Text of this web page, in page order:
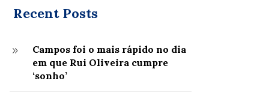
Recent Posts
9
Campos foi o mais rápido no dia
em que Rui Oliveira cumpre
‘sonho’